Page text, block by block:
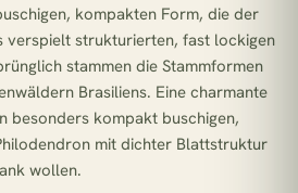
kompakten Form, die der
verspielt strukturierten, fast lockigen
stammen die Stammformen
Brasiliens. Eine charmante
besonders kompakt buschigen,
mit dichter Blattstruktur
wollen.